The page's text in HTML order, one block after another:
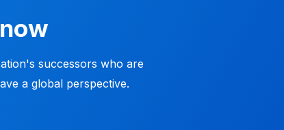
successors who are
a global perspective.